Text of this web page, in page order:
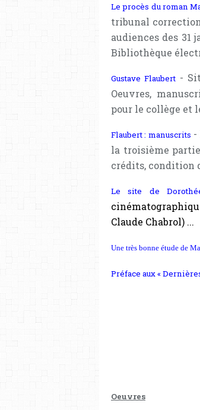
Le procès du roman
tribunal
audiences des
Bibliothèque
Gustave Flaubert-
Oeuvres,
pour le collège et
Flaubert : manuscrits -
la troisième
crédits, condition
Le site de
Claude Chabrol) ...
Une très bonne étude de
Préface aux «
Oeuvres